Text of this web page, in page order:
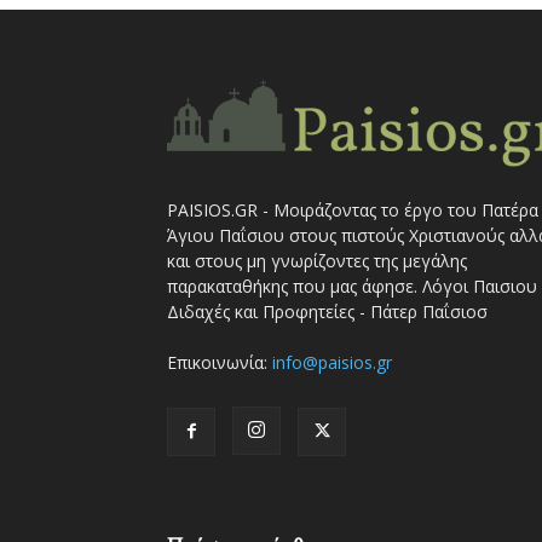
PAISIOS.GR - Μοιράζοντας το έργο του Πατέρα
Άγιου Παΐσιου στους πιστούς Χριστιανούς
και στους μη γνωρίζοντες της μεγάλης
παρακαταθήκης που μας άφησε. Λόγοι Παισιου
Διδαχές και Προφητείες - Πάτερ Παΐσιοσ
Επικοινωνία: info@paisios.gr